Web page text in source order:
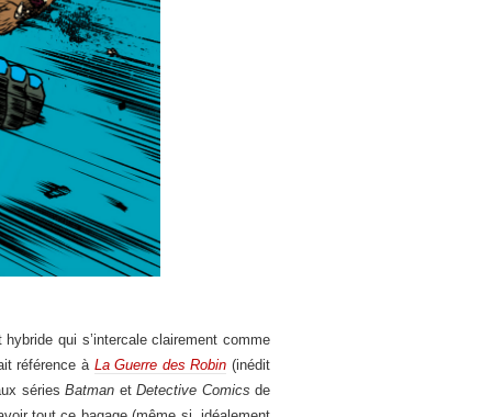
qui s’intercale clairement comme
référence à La Guerre des Robin (inédit
sériesBatman etDetective Comics de